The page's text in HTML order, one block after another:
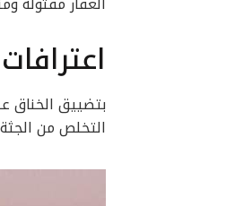
بتضييق الخناق
التخلص من